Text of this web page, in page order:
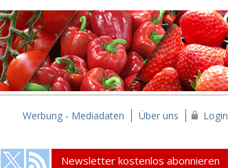
Werbung - Mediadaten Über uns Login
Newsletter kostenlos abonnieren